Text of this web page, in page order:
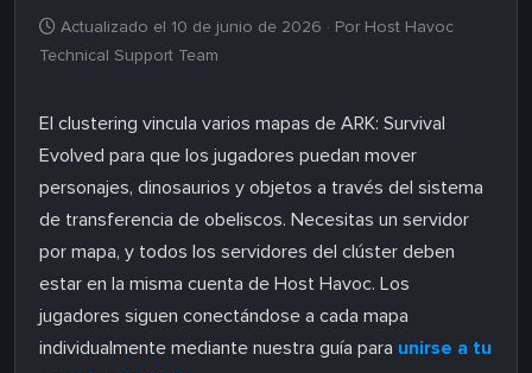
Actualizado el 10 de junio de 2026 · Por Host Havoc
Technical Support Team
El clustering vincula varios mapas de ARK: Survival
Evolved para que los jugadores puedan mover
personajes, dinosaurios y objetos a través del sistema
de transferencia de obeliscos. Necesitas un servidor
por mapa, y todos los servidores del clúster deben
estar en la misma cuenta de Host Havoc. Los
jugadores siguen conectándose a cada mapa
individualmente mediante nuestra guía para unirse a tu